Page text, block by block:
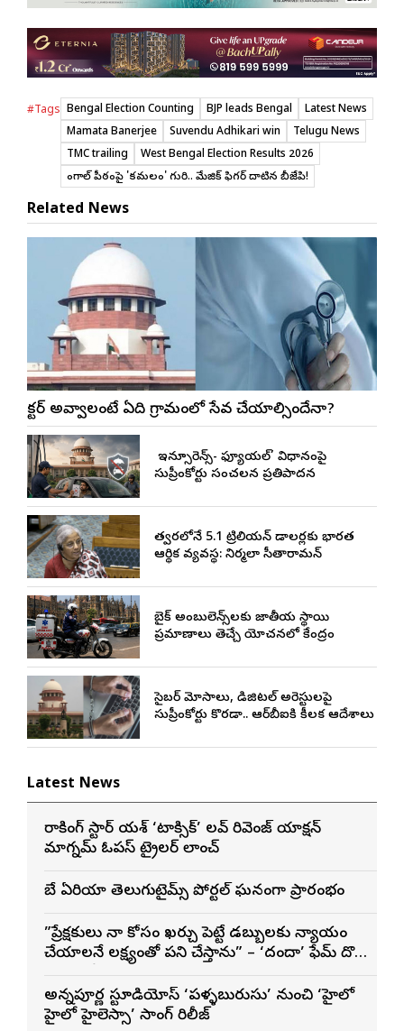
#Tags Bengal Election Counting BJP leads Bengal
Latest News
Mamata Banerjee
Suvendu Adhikari win
Telugu News
TMC trailing
West Bengal Election Results 2026
బెంగాల్‌ పీఠంపై 'కమలం' గురి.. మేజిక్ ఫిగర్ దాటిన బీజేపి!
Related News
డాక్టర్ అవ్వాలంటే ఏడాది గ్రామంలో సేవ చేయాల్సిందేనా?
నో ఇన్సూరెన్స్-నో ఫ్యూయల్’ విధానంపై
సుప్రీంకోర్టు సంచలన ప్రతిపాదన
త్వరలోనే 5.1 ట్రిలియన్ డాలర్లకు భారత
ఆర్థిక వ్యవస్థ: నిర్మలా సీతారామన్
బైక్ అంబులెన్స్‌లకు జాతీయ స్థాయి
ప్రమాణాలు తెచ్చే యోచనలో కేంద్రం
సైబర్ మోసాలు, డిజిటల్ అరెస్టులపై
సుప్రీంకోర్టు కొరడా.. ఆర్‌బీఐకి కీలక ఆదేశాలు
Latest News
రాకింగ్ స్టార్ యశ్ ‘టాక్సిక్’ లవ్ రివెంజ్ యాక్షన్
మాగ్నమ్ ఓపస్‌ ట్రైలర్ లాంచ్
బే ఏరియా తెలుగుటైమ్స్ పోర్టల్ ఘనంగా ప్రారంభం
”ప్రేక్షకులు నా కోసం ఖర్చు పెట్టే డబ్బులకు న్యాయం
చేయాలనే లక్ష్యంతో పని చేస్తాను” – ‘దందా’ ఫేమ్ దొర
అన్నపూర్ణ స్టూడియోస్ ‘పళ్ళబురుసు’ నుంచి ‘హైలో
హైలో హైలెస్సా’ సాంగ్ రిలీజ్